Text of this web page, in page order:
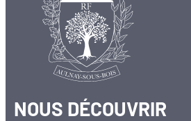
NOUS DÉCOUVRIR